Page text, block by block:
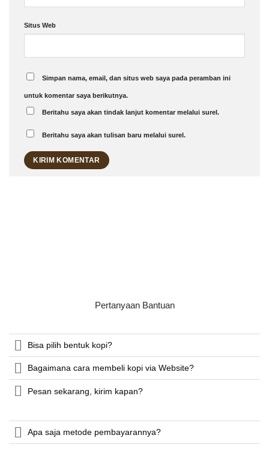
Situs Web
Simpan nama, email, dan situs web saya pada peramban ini
untuk komentar saya berikutnya.
Beritahu saya akan tindak lanjut komentar melalui surel.
Beritahu saya akan tulisan baru melalui surel.
Pertanyaan Bantuan
Bisa pilih bentuk kopi?
Bagaimana cara membeli kopi via Website?
Pesan sekarang, kirim kapan?
Apa saja metode pembayarannya?